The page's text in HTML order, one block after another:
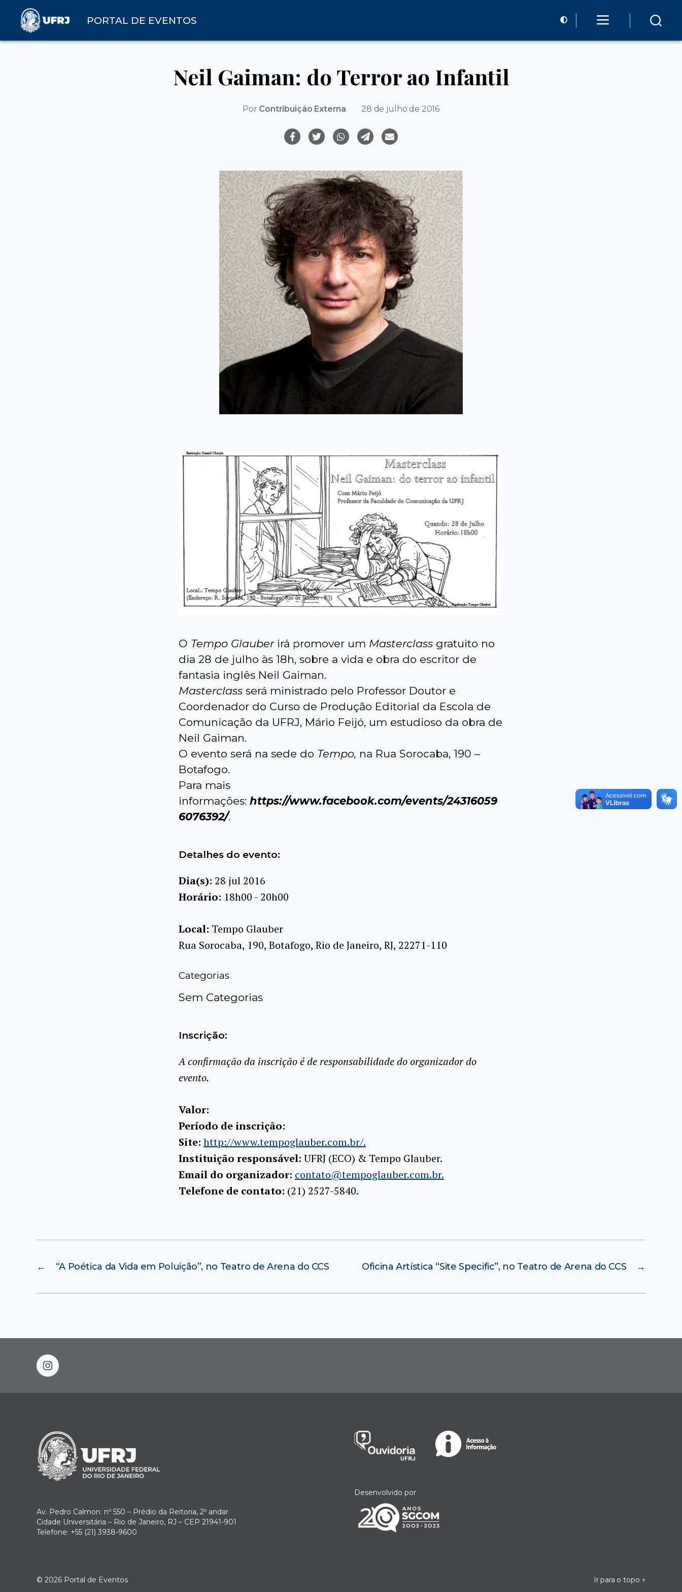
PORTAL DE EVENTOS
Neil Gaiman: do Terror ao Infantil
Por Contribuição Externa 28 de julho de 2016
O Tempo Glauberirá promover um Masterclass gratuito no
dia 28 de julho às 18h, sobre a vida e obra do escritor de
fantasia inglês Neil Gaiman.
Masterclass será ministrado pelo Professor Doutor e
Coordenador do Curso de Produção Editorial da Escola de
Comunicação da UFRJ, Mário Feijó, um estudioso da obra de
Neil Gaiman.
O evento será na sede do Tempo, na Rua Sorocaba, 190 –
Botafogo.
Para mais
informações: https://www.facebook.com/events/24316059
6076392/.
Detalhes do evento:
Dia(s): 28 jul 2016
Horário: 18h00 - 20h00
Local: Tempo Glauber
Rua Sorocaba, 190, Botafogo, Rio de Janeiro, RJ, 22271-110
Categorias
Sem Categorias
Inscrição:
A confirmação da inscrição é de responsabilidade do organizador do
evento.
Valor:
Período de inscrição:
Site: http://www.tempoglauber.com.br/.
Instituição responsável: UFRJ (ECO) & Tempo Glauber.
Email do organizador: contato@tempoglauber.com.br.
Telefone de contato: (21) 2527-5840.
← “A Poética da Vida em Poluição”, no Teatro de Arena do CCS →
Oficina Artística “Site Specific”, no Teatro de Arena do CCS
instagram
Av. Pedro Calmon. nº 550 – Prédio da Reitoria, 2º andar
Cidade Universitária – Rio de Janeiro, RJ – CEP 21941-901
Telefone: +55 (21) 3938-9600
Desenvolvido por
© 2026 Portal de Eventos Ir para o topo ↑